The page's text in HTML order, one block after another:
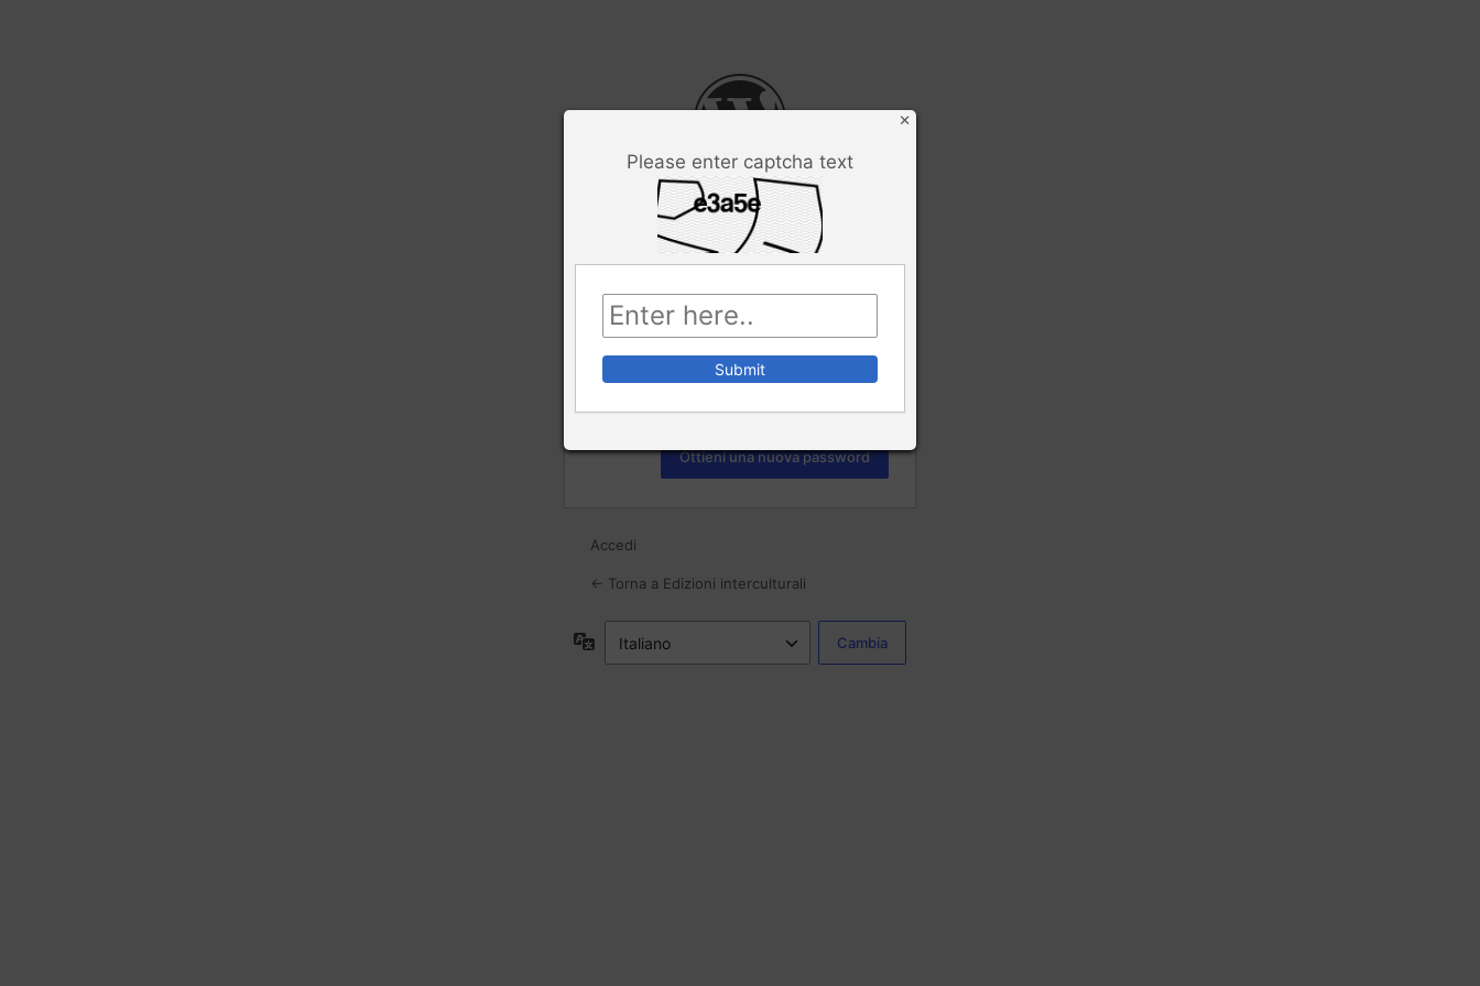
×
Please enter captcha text
Inserisci il tuo nome utente o il tuo indirizzo
email. Riceverai un'email con le istruzioni su
come reimpostare la tua password.
Nome utente o indirizzo email
Accedi
← Torna a Edizioni interculturali
Lingua